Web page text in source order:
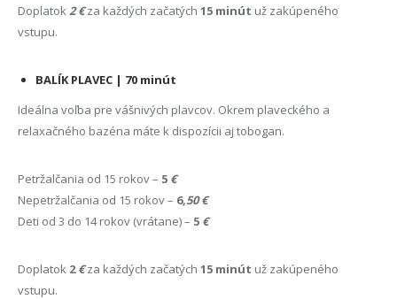
Doplatok2€za každých začatých 15 minút už zakúpeného
vstupu.
BALÍK PLAVEC | 70 minút
Ideálna voľba pre vášnivých plavcov. Okrem plaveckého a
relaxačného bazéna máte k dispozícii aj tobogan.
Petržalčania od 15 rokov – 5 €
Nepetržalčania od 15 rokov – 6,50 €
Deti od 3 do 14 rokov (vrátane) – 5 €
Doplatok 2€za každých začatých 15 minút už zakúpeného
vstupu.